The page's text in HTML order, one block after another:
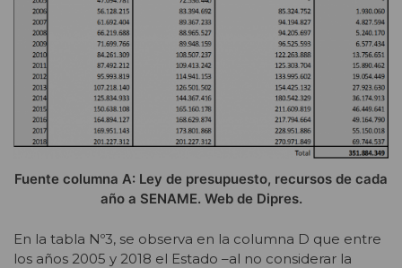
Fuente columna A: Ley de presupuesto, recursos de cada
año a SENAME. Web de Dipres.
En la tabla Nº3, se observa en la columna D que entre
los años 2005 y 2018 el Estado –al no considerar la